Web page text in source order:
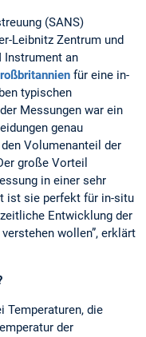
(SANS)
Leibnitz Zentrum und
Instrument an
für eine in-
typischen
Messungen war ein
genau
Volumenanteil der
große Vorteil
in einer sehr
ist sie perfekt für in-situ
Entwicklung der
wollen”, erklärt
Temperaturen, die
der